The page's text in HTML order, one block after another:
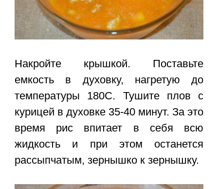
Накройте крышкой. Поставьте
емкость в духовку, нагретую до
температуры 180С. Тушите плов с
курицей в духовке 35-40 минут. За это
время рис впитает в себя всю
жидкость и при этом останется
рассыпчатым, зернышко к зернышку.